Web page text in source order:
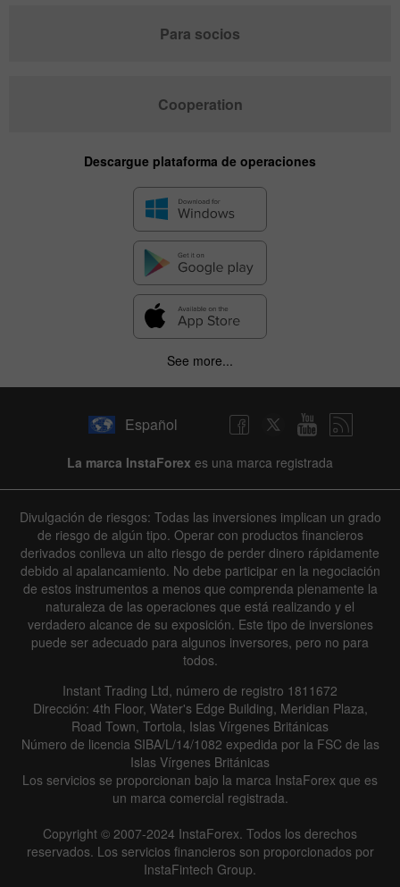
Para socios
Cooperation
Descargue plataforma de operaciones
See more...
Español
La marca InstaForex es una marca registrada
Divulgación de riesgos: Todas las inversiones implican un grado
de riesgo de algún tipo. Operar con productos financieros
derivados conlleva un alto riesgo de perder dinero rápidamente
debido al apalancamiento. No debe participar en la negociación
de estos instrumentos a menos que comprenda plenamente la
naturaleza de las operaciones que está realizando y el
verdadero alcance de su exposición. Este tipo de inversiones
puede ser adecuado para algunos inversores, pero no para
todos.
Instant Trading Ltd, número de registro 1811672
Dirección: 4th Floor, Water's Edge Building, Meridian Plaza,
Road Town, Tortola, Islas Vírgenes Británicas
Número de licencia SIBA/L/14/1082 expedida por la FSC de las
Islas Vírgenes Británicas
Los servicios se proporcionan bajo la marca InstaForex que es
un marca comercial registrada.
Copyright © 2007-2024 InstaForex. Todos los derechos
reservados. Los servicios financieros son proporcionados por
InstaFintech Group.